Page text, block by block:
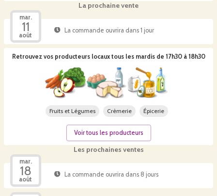
La prochaine vente
mar.
11
août
La commande ouvrira dans 1 jour
Les prochaines ventes
mar.
18
août
La commande ouvrira dans 8 jours
Retrouvez vos producteurs locaux tous les mardis de 17h30 à 18h30
Fruits et Légumes Crèmerie Épicerie
Voir tous les producteurs